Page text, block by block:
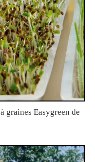
graines Easygreen de